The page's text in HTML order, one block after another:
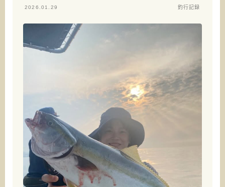
2026.01.29 釣行記録